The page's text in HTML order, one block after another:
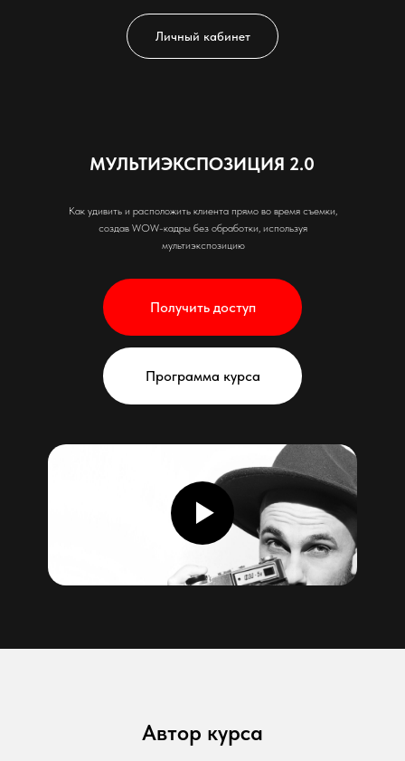
Личный кабинет
МУЛЬТИЭКСПОЗИЦИЯ 2.0
Как удивить и расположить клиента прямо во время съемки,
создав WOW-кадры без обработки, используя
мультиэкспозицию
Программа курса
Получить доступ
Автор курса